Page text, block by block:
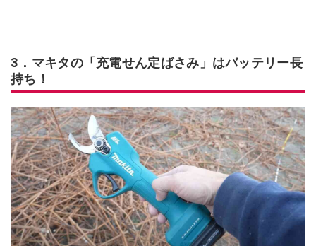
3．マキタの「充電せん定ばさみ」はバッテリー長
持ち！